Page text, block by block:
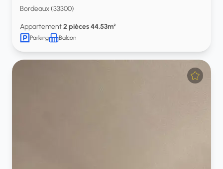
Bordeaux (33300)
Appartement2 pièces 44.53m²
Parking Balcon